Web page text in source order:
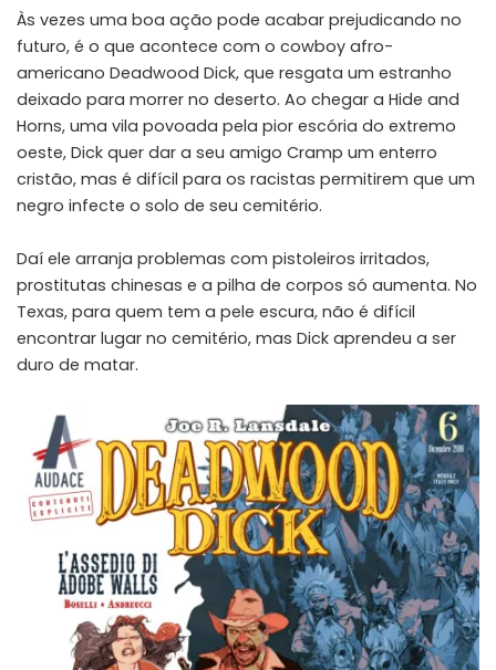
Às vezes uma boa ação pode acabar prejudicando no
futuro, é o que acontece com o cowboy afro-
americano Deadwood Dick, que resgata um estranho
deixado para morrer no deserto. Ao chegar a Hide and
Horns, uma vila povoada pela pior escória do extremo
oeste, Dick quer dar a seu amigo Cramp um enterro
cristão, mas é difícil para os racistas permitirem que um
negro infecte o solo de seu cemitério.
Daí ele arranja problemas com pistoleiros irritados,
prostitutas chinesas e a pilha de corpos só aumenta. No
Texas, para quem tem a pele escura, não é difícil
encontrar lugar no cemitério, mas Dick aprendeu a ser
duro de matar.